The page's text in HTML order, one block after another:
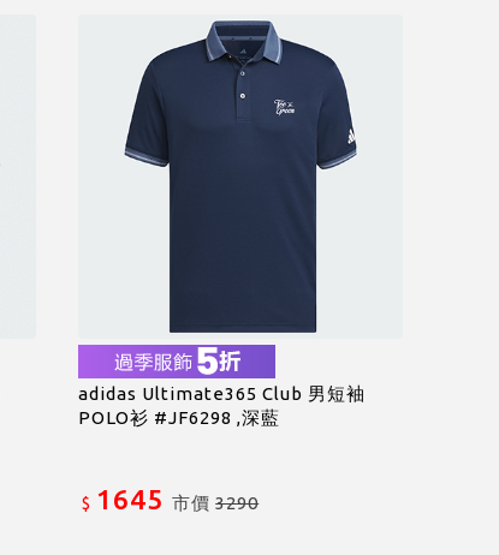
adidas Ultimate365 Club 男短袖
POLO衫 #JF6298 ,深藍
$ 1645 市價3290